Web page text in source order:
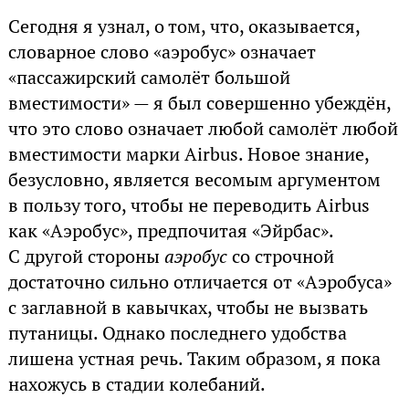
Сегодня я узнал, о том, что, оказывается,
словарное слово «аэробус» означает
«пассажирский самолёт большой
вместимости» — я был совершенно убеждён,
что это слово означает любой самолёт любой
вместимости марки Airbus. Новое знание,
безусловно, является весомым аргументом
в пользу того, чтобы не переводить Airbus
как «Аэробус», предпочитая «Эйрбас».
С другой стороны аэробуссо строчной
достаточно сильно отличается от «Аэробуса»
с заглавной в кавычках, чтобы не вызвать
путаницы. Однако последнего удобства
лишена устная речь. Таким образом, я пока
нахожусь в стадии колебаний.